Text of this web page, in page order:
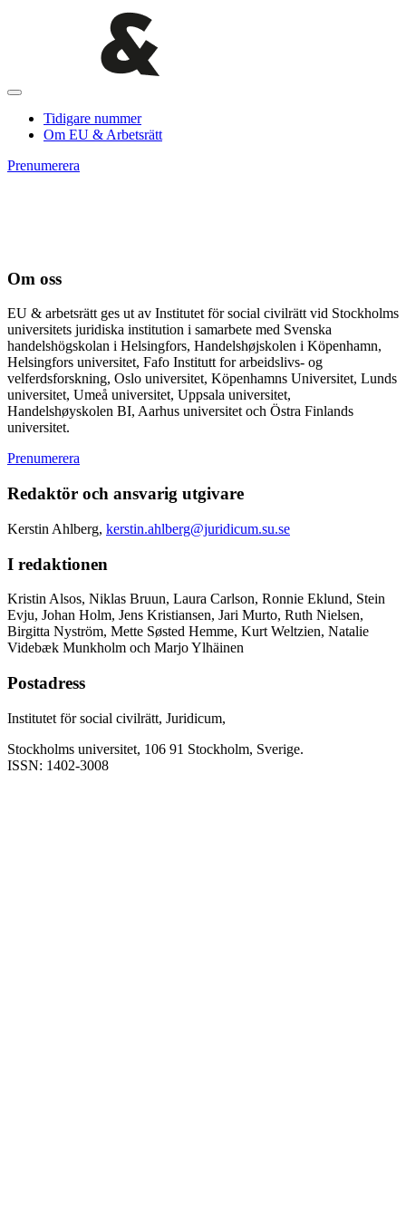
Tidigare nummer
Om EU & Arbetsrätt
Prenumerera
Om oss
EU & arbetsrätt ges ut av Institutet för social civilrätt vid Stockholms
universitets juridiska institution i samarbete med Svenska
handelshögskolan i Helsingfors, Handelshøjskolen i Köpenhamn,
Helsingfors universitet, Fafo Institutt for arbeidslivs- og
velferdsforskning, Oslo universitet, Köpenhamns Universitet, Lunds
universitet, Umeå universitet, Uppsala universitet,
Handelshøyskolen BI, Aarhus universitet och Östra Finlands
universitet.
Prenumerera
Redaktör och ansvarig utgivare
Kerstin Ahlberg, kerstin.ahlberg@juridicum.su.se
I redaktionen
Kristin Alsos, Niklas Bruun, Laura Carlson, Ronnie Eklund, Stein
Evju, Johan Holm, Jens Kristiansen, Jari Murto, Ruth Nielsen,
Birgitta Nyström, Mette Søsted Hemme, Kurt Weltzien, Natalie
Videbæk Munkholm och Marjo Ylhäinen
Postadress
Institutet för social civilrätt, Juridicum,
Stockholms universitet, 106 91 Stockholm, Sverige.
ISSN: 1402-3008